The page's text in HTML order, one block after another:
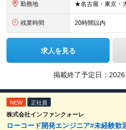
勤務地
残業時間 20時間以内
求人を見る
掲載終了予定日：
NEW 正社員
株式会社インファンクォーレ
ローコード開発エンジニア#未経験歓